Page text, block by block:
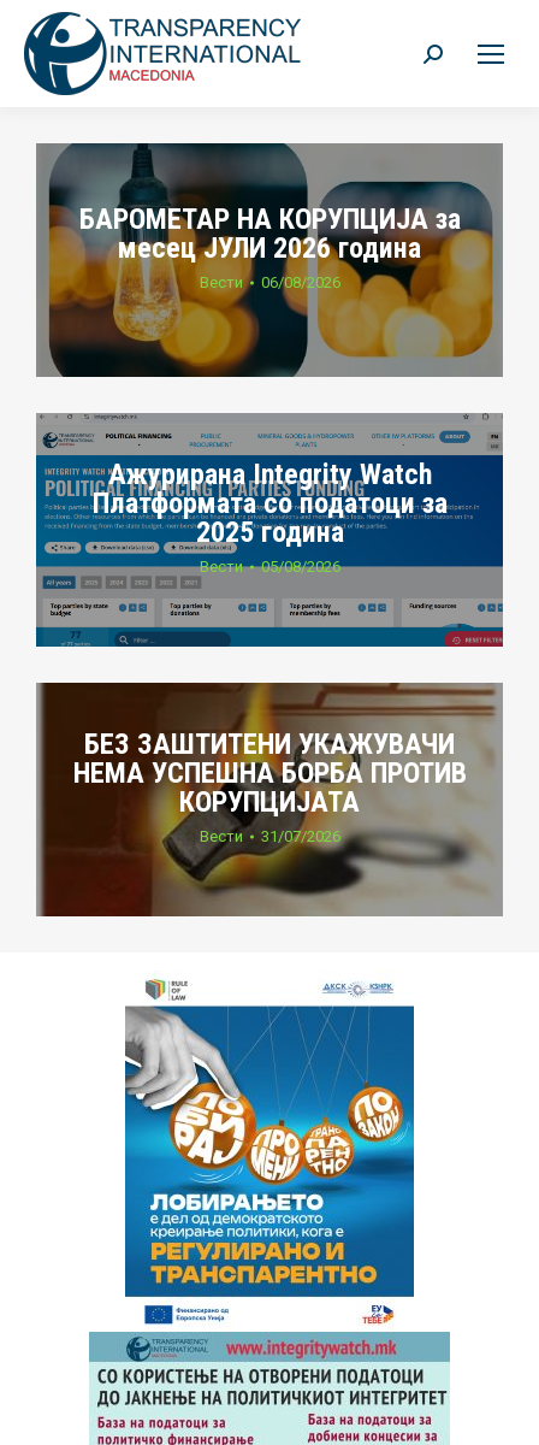
Search:
БАРОМЕТАР НА КОРУПЦИЈА за
месец ЈУЛИ 2026 година
Вести 06/08/2026
Ажурирана Integrity Watch
Платформата со податоци за
2025 година
Вести 05/08/2026
БЕЗ ЗАШТИТЕНИ УКАЖУВАЧИ
НЕМА УСПЕШНА БОРБА ПРОТИВ
КОРУПЦИЈАТА
Вести 31/07/2026